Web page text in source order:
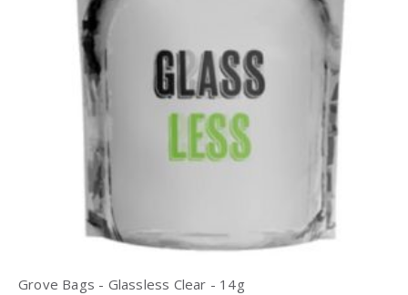
Grove Bags - Glassless Clear - 14g